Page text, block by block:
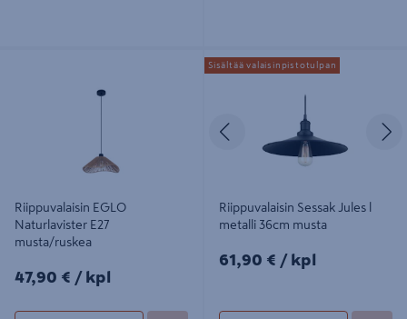
Riippuvalaisin EGLO
Naturlavister E27
musta/ruskea
47,90€/kpl
47,90 € / kpl
Riippuvalaisin Sessak Jules l metalli
36cm musta
Riippuvalaisin Sessak Jules l
metalli 36cm musta
61,90€/kpl
61,90 € / kpl
Sisältää valaisinpistotulpan